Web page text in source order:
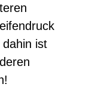
ist